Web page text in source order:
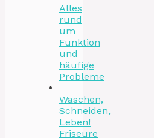
Alles
rund
um
Funktion
und
häufige
Probleme
Waschen,
Schneiden,
Leben!
Friseure